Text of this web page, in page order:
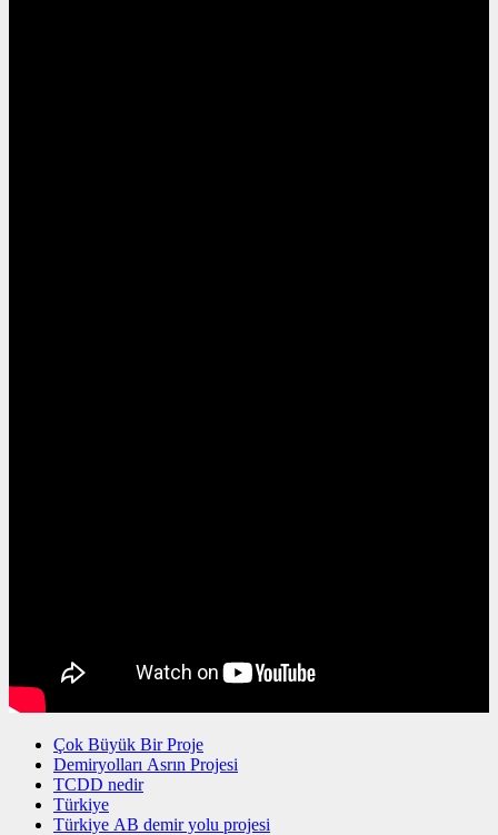
Çok Büyük Bir Proje
Demiryolları Asrın Projesi
TCDD nedir
Türkiye
Türkiye AB demir yolu projesi